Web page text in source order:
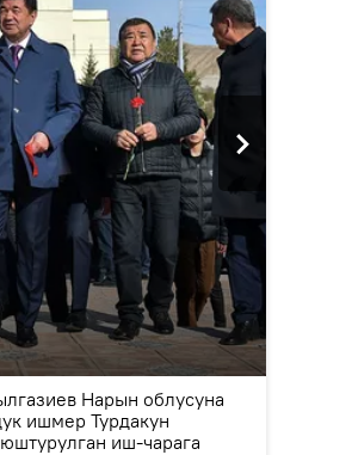
Нарын облусуна
ишмер Турдакун
иш-чарага